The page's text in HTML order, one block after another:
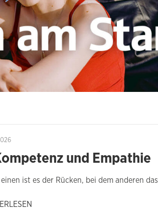
und Empathie
einen ist es der Rücken, bei dem anderen